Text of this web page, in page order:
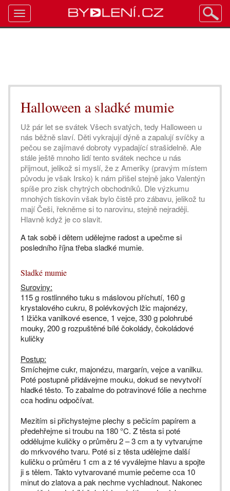
Halloween a sladké mumie
Už pár let se svátek Všech svatých, tedy Halloween u
nás běžně slaví. Děti vykrajují dýně a zapalují svíčky a
pečou se zajímavé dobroty vypadající strašidelně. Ale
stále ještě mnoho lidí tento svátek nechce u nás
přijmout, jelikož si myslí, že z Ameriky (pravým místem
původu je však Irsko) k nám přišel stejně jako Valentýn
spíše pro zisk chytrých obchodníků. Dle výzkumu
mnohých tiskovin však bylo čistě pro zábavu, jelikož tu
mají Češi, řekněme si to narovinu, stejně nejraději.
Hlavně když je co slavit.
A tak sobě i dětem udělejme radost a upečme si
posledního října třeba sladké mumie.
Sladké mumie
Suroviny:
115 g rostlinného tuku s máslovou příchutí, 160 g
krystalového cukru, 8 polévkových lžic majonézy,
1 lžička vanilkové esence, 1 vejce, 330 g polohrubé
mouky, 200 g rozpuštěné bílé čokolády, čokoládové
kuličky
Postup:
Smíchejme cukr, majonézu, margarín, vejce a vanilku.
Poté postupně přidávejme mouku, dokud se nevytvoří
hladké těsto. To zabalme do potravinové fólie a nechme
cca hodinu odpočívat.
Mezitím si přichystejme plechy s pečicím papírem a
předehřejme si troubu na 180 °C. Z těsta si poté
oddělujme kuličky o průměru 2 – 3 cm a ty vytvarujme
do mrkvového tvaru. Poté si z těsta udělejme další
kuličku o průměru 1 cm a z té vyválejme hlavu a spojte
ji s tělem. Takto vytvarované mumie pečeme cca 10
minut do zlatova a pak nechme vychladnout. Nakonec
Toggle
navigation